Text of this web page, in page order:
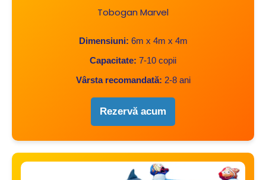
Tobogan Marvel
Dimensiuni: 6m x 4m x 4m
Capacitate: 7-10 copii
Vârsta recomandată: 2-8 ani
Rezervă acum